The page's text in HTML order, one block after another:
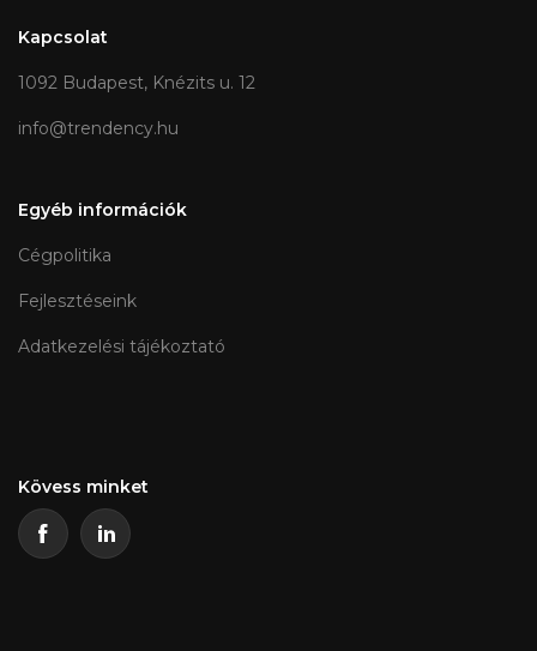
Kapcsolat
1092 Budapest, Knézits u. 12
info@trendency.hu
Egyéb információk
Cégpolitika
Fejlesztéseink
Adatkezelési tájékoztató
Kövess minket